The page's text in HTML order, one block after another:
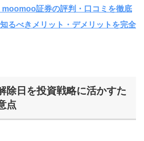
moomoo証券の評判・口コミを徹底
るべきメリット・デメリットを完全
除日を投資戦略に活かすた
点